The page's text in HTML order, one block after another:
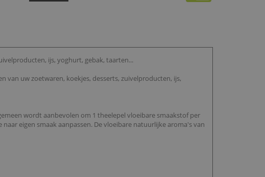
ijs, yoghurt, gebak, taarten...
van uw zoetwaren, koekjes, desserts, zuivelproducten, ijs,
wordt aanbevolen om 1 theelepel vloeibare smaakstof per
eigen smaak aanpassen. De vloeibare natuurlijke aroma's van